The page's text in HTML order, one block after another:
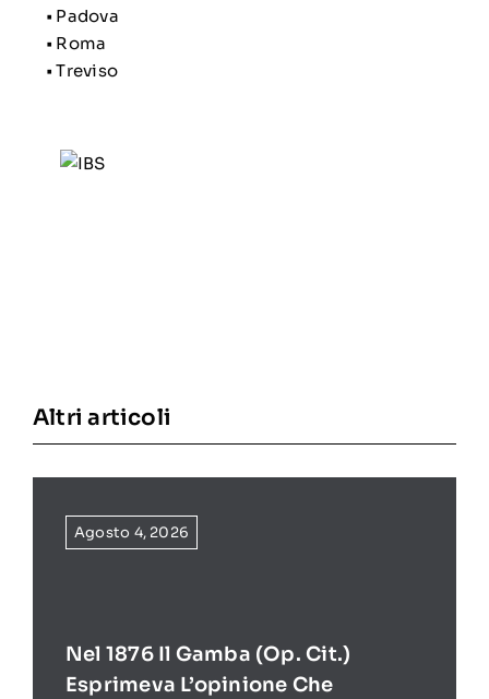
• Padova
• Roma
•Treviso
Altri articoli
Agosto 4, 2026
Nel 1876 Il Gamba (op. Cit.)
Esprimeva L’opinione Che